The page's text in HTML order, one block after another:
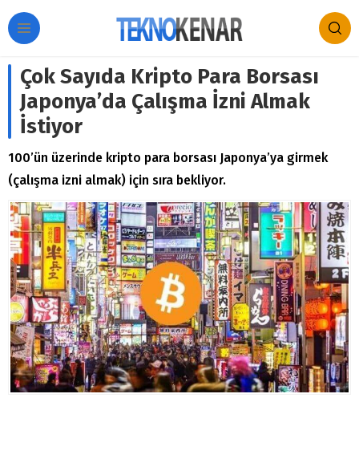
Çok Sayıda Kripto Para Borsası
Japonya’da Çalışma İzni Almak
İstiyor
100’ün üzerinde kripto para borsası Japonya’ya girmek
(çalışma izni almak) için sıra bekliyor.